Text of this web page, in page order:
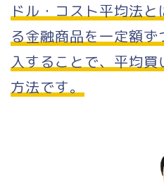
ドル・コスト平均法
る金融商品を一定額
入することで、平均
方法です。